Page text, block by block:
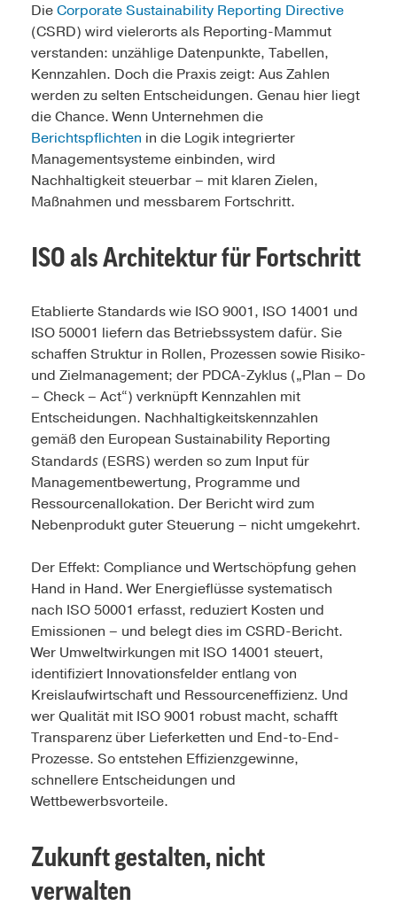
DieCorporate Sustainability Reporting Directive
(CSRD) wird vielerorts als Reporting-Mammut
verstanden: unzählige Datenpunkte, Tabellen,
Kennzahlen. Doch die Praxis zeigt: Aus Zahlen
werden zu selten Entscheidungen. Genau hier liegt
die Chance. Wenn Unternehmen die
Berichtspflichten in die Logik integrierter
Managementsysteme einbinden, wird
Nachhaltigkeit steuerbar – mit klaren Zielen,
Maßnahmen und messbarem Fortschritt.
ISO als Architektur für Fortschritt
Etablierte Standards wie ISO 9001, ISO 14001 und
ISO 50001 liefern das Betriebssystem dafür. Sie
schaffen Struktur in Rollen, Prozessen sowie Risiko-
und Zielmanagement; der PDCA-Zyklus („Plan – Do
– Check – Act“) verknüpft Kennzahlen mit
Entscheidungen. Nachhaltigkeitskennzahlen
gemäß den European Sustainability Reporting
Standards (ESRS) werden so zum Input für
Managementbewertung, Programme und
Ressourcenallokation. Der Bericht wird zum
Nebenprodukt guter Steuerung – nicht umgekehrt.
Der Effekt: Compliance und Wertschöpfung gehen
Hand in Hand. Wer Energieflüsse systematisch
nach ISO 50001 erfasst, reduziert Kosten und
Emissionen – und belegt dies im CSRD-Bericht.
Wer Umweltwirkungen mit ISO 14001 steuert,
identifiziert Innovationsfelder entlang von
Kreislaufwirtschaft und Ressourceneffizienz. Und
wer Qualität mit ISO 9001 robust macht, schafft
Transparenz über Lieferketten und End-to-End-
Prozesse. So entstehen Effizienzgewinne,
schnellere Entscheidungen und
Wettbewerbsvorteile.
Zukunft gestalten, nicht
verwalten